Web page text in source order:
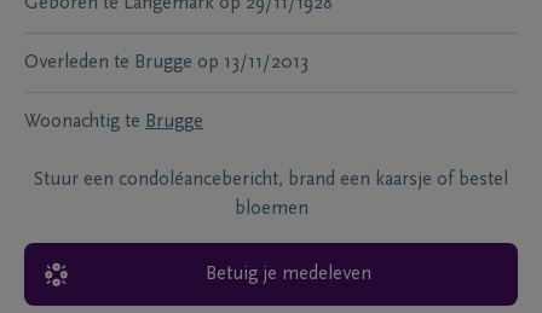
Overleden te Brugge op 13/11/2013
Woonachtig te Brugge
Stuur een condoléancebericht, brand een kaarsje of bestel
bloemen
Betuig je medeleven